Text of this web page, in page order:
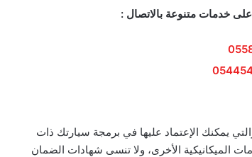
خدمات متنوعة بالاتصال :
يمكنك الإعتماد عليها في برمجة سيارتك ذات
الميكانيكية الأخرى، ولا تنسى شهادات الضمان